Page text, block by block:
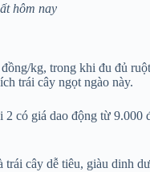
hôm nay
kg, trong khi đu đủ
trái cây ngọt ngào này.
có giá dao động từ
cây dễ tiêu, giàu dinh